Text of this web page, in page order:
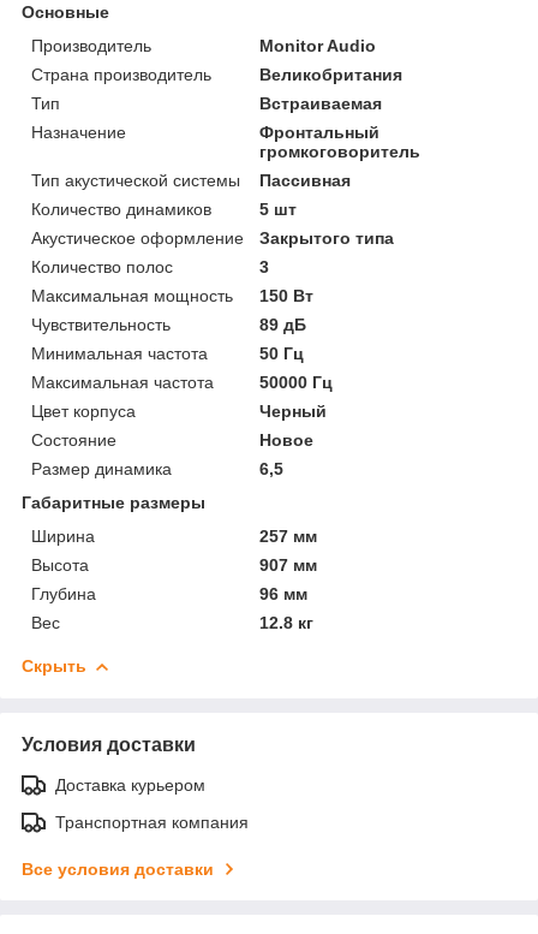
Основные
Производитель
Monitor Audio
Страна производитель
Великобритания
Тип
Встраиваемая
Назначение
Фронтальный
громкоговоритель
Тип акустической системы
Пассивная
Количество динамиков
5 шт
Акустическое оформление
Закрытого типа
Количество полос
3
Максимальная мощность
150 Вт
Чувствительность
89 дБ
Минимальная частота
50 Гц
Максимальная частота
50000 Гц
Цвет корпуса
Черный
Состояние
Новое
Размер динамика
6,5
Габаритные размеры
Ширина
257 мм
Высота
907 мм
Глубина
96 мм
Вес
12.8 кг
Скрыть
Условия доставки
Доставка курьером
Транспортная компания
Все условия доставки